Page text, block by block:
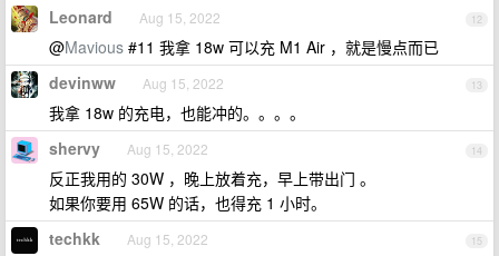
12
Leonard Aug 15, 2022
@Mavious #11 我拿 18w 可以充 M1 Air ，就是慢点而已
13
devinww Aug 15, 2022
我拿 18w 的充电，也能冲的。。。。
14
shervy Aug 15, 2022
反正我用的 30W ，晚上放着充，早上带出门 。
如果你要用 65W 的话，也得充 1 小时。
15
techkk Aug 15, 2022